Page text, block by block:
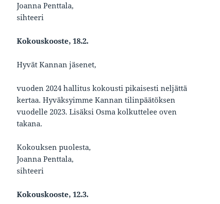
Joanna Penttala,
sihteeri
Kokouskooste, 18.2.
Hyvät Kannan jäsenet,
vuoden 2024 hallitus kokousti pikaisesti neljättä
kertaa. Hyväksyimme Kannan tilinpäätöksen
vuodelle 2023. Lisäksi Osma kolkuttelee oven
takana.
Kokouksen puolesta,
Joanna Penttala,
sihteeri
Kokouskooste, 12.3.